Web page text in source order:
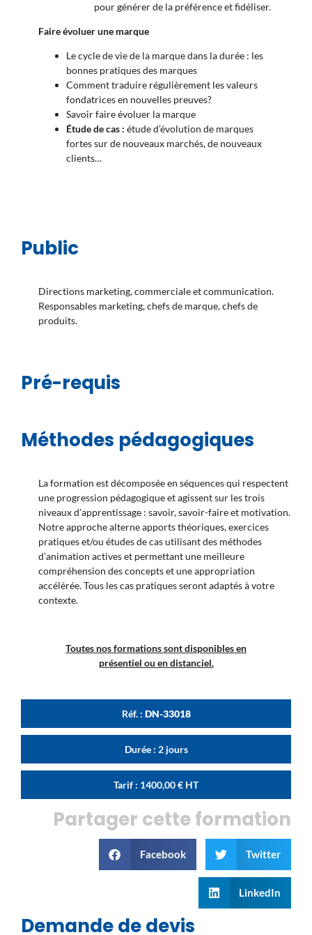
pour générer de la préférence et fidéliser.
Faire évoluer une marque
Le cycle de vie de la marque dans la durée : les
bonnes pratiques des marques
Comment traduire régulièrement les valeurs
fondatrices en nouvelles preuves?
Savoir faire évoluer la marque
Étude de cas : étude d’évolution de marques
fortes sur de nouveaux marchés, de nouveaux
clients…
Public
Directions marketing, commerciale et communication.
Responsables marketing, chefs de marque, chefs de
produits.
Pré-requis
Méthodes pédagogiques
La formation est décomposée en séquences qui respectent
une progression pédagogique et agissent sur les trois
niveaux d’apprentissage : savoir, savoir-faire et motivation.
Notre approche alterne apports théoriques, exercices
pratiques et/ou études de cas utilisant des méthodes
d’animation actives et permettant une meilleure
compréhension des concepts et une appropriation
accélérée. Tous les cas pratiques seront adaptés à votre
contexte.
Toutes nos formations sont disponibles en
présentiel ou en distanciel.
Réf. : DN-33018
Durée : 2 jours
Tarif : 1400,00€ HT
Partager cette formation
Facebook Twitter
LinkedIn
Demande de devis